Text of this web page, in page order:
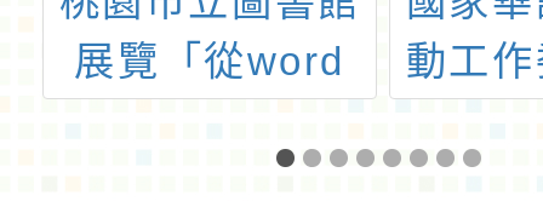
覽「從word
動工作委員
測驗」113